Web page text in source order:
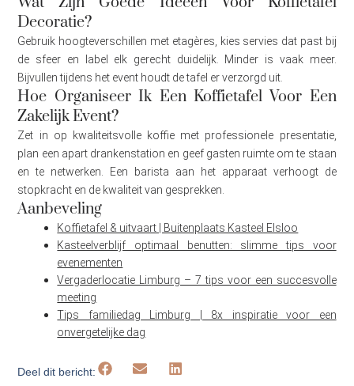
Decoratie?
Gebruik hoogteverschillen met etagères, kies servies dat past bij
de sfeer en label elk gerecht duidelijk. Minder is vaak meer.
Bijvullen tijdens het event houdt de tafel er verzorgd uit.
Hoe Organiseer Ik Een Koffietafel Voor Een
Zakelijk Event?
Zet in op kwaliteitsvolle koffie met professionele presentatie,
plan een apart drankenstation en geef gasten ruimte om te staan
en te netwerken. Een barista aan het apparaat verhoogt de
stopkracht en de kwaliteit van gesprekken.
Aanbeveling
Koffietafel & uitvaart | Buitenplaats Kasteel Elsloo
Kasteelverblijf optimaal benutten: slimme tips voor
evenementen
Vergaderlocatie Limburg – 7 tips voor een succesvolle
meeting
Tips familiedag Limburg | 8x inspiratie voor een
onvergetelijke dag
Deel dit bericht: